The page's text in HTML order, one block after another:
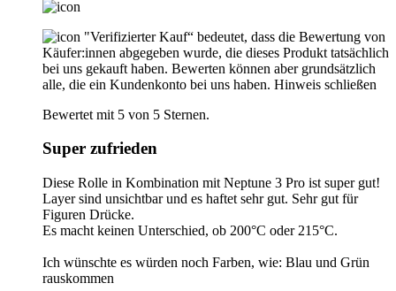
"Verifizierter Kauf“ bedeutet, dass die Bewertung von
Käufer:innen abgegeben wurde, die dieses Produkt tatsächlich
bei uns gekauft haben. Bewerten können aber grundsätzlich
alle, die ein Kundenkonto bei uns haben. Hinweis schließen
Bewertet mit 5 von 5 Sternen.
Super zufrieden
Diese Rolle in Kombination mit Neptune 3 Pro ist super gut!
Layer sind unsichtbar und es haftet sehr gut. Sehr gut für
Figuren Drücke.
Es macht keinen Unterschied, ob 200°C oder 215°C.
Ich wünschte es würden noch Farben, wie: Blau und Grün
rauskommen